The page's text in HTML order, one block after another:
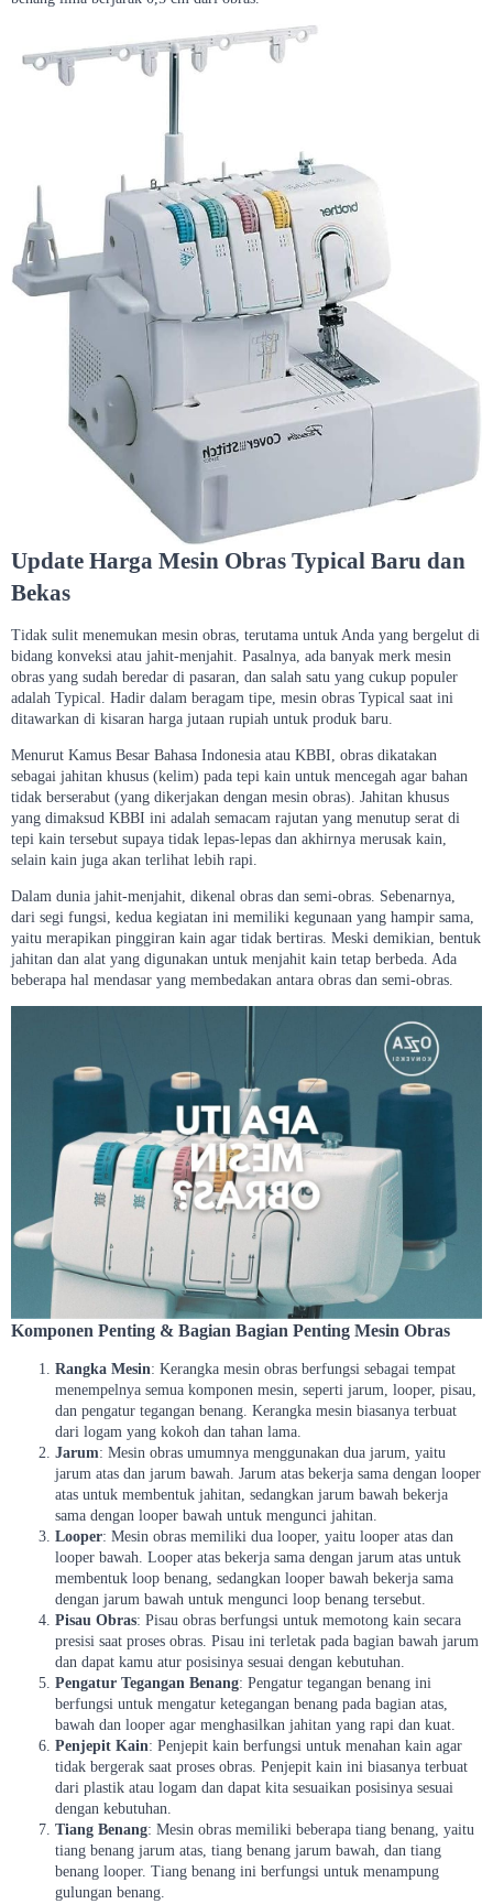
Update Harga Mesin Obras Typical Baru dan
Bekas
Tidak sulit menemukan mesin obras, terutama untuk Anda yang bergelut di
bidang konveksi atau jahit-menjahit. Pasalnya, ada banyak merk mesin
obras yang sudah beredar di pasaran, dan salah satu yang cukup populer
adalah Typical. Hadir dalam beragam tipe, mesin obras Typical saat ini
ditawarkan di kisaran harga jutaan rupiah untuk produk baru.
Menurut Kamus Besar Bahasa Indonesia atau KBBI, obras dikatakan
sebagai jahitan khusus (kelim) pada tepi kain untuk mencegah agar bahan
tidak berserabut (yang dikerjakan dengan mesin obras). Jahitan khusus
yang dimaksud KBBI ini adalah semacam rajutan yang menutup serat di
tepi kain tersebut supaya tidak lepas-lepas dan akhirnya merusak kain,
selain kain juga akan terlihat lebih rapi.
Dalam dunia jahit-menjahit, dikenal obras dan semi-obras. Sebenarnya,
dari segi fungsi, kedua kegiatan ini memiliki kegunaan yang hampir sama,
yaitu merapikan pinggiran kain agar tidak bertiras. Meski demikian, bentuk
jahitan dan alat yang digunakan untuk menjahit kain tetap berbeda. Ada
beberapa hal mendasar yang membedakan antara obras dan semi-obras.
Komponen Penting & Bagian Bagian Penting Mesin Obras
Rangka Mesin: Kerangka mesin obras berfungsi sebagai tempat
menempelnya semua komponen mesin, seperti jarum, looper, pisau,
dan pengatur tegangan benang. Kerangka mesin biasanya terbuat
dari logam yang kokoh dan tahan lama.
Jarum: Mesin obras umumnya menggunakan dua jarum, yaitu
jarum atas dan jarum bawah. Jarum atas bekerja sama dengan looper
atas untuk membentuk jahitan, sedangkan jarum bawah bekerja
sama dengan looper bawah untuk mengunci jahitan.
Looper: Mesin obras memiliki dua looper, yaitu looper atas dan
looper bawah. Looper atas bekerja sama dengan jarum atas untuk
membentuk loop benang, sedangkan looper bawah bekerja sama
dengan jarum bawah untuk mengunci loop benang tersebut.
Pisau Obras: Pisau obras berfungsi untuk memotong kain secara
presisi saat proses obras. Pisau ini terletak pada bagian bawah jarum
dan dapat kamu atur posisinya sesuai dengan kebutuhan.
Pengatur Tegangan Benang: Pengatur tegangan benang ini
berfungsi untuk mengatur ketegangan benang pada bagian atas,
bawah dan looper agar menghasilkan jahitan yang rapi dan kuat.
Penjepit Kain: Penjepit kain berfungsi untuk menahan kain agar
tidak bergerak saat proses obras. Penjepit kain ini biasanya terbuat
dari plastik atau logam dan dapat kita sesuaikan posisinya sesuai
dengan kebutuhan.
Tiang Benang: Mesin obras memiliki beberapa tiang benang, yaitu
tiang benang jarum atas, tiang benang jarum bawah, dan tiang
benang looper. Tiang benang ini berfungsi untuk menampung
gulungan benang.